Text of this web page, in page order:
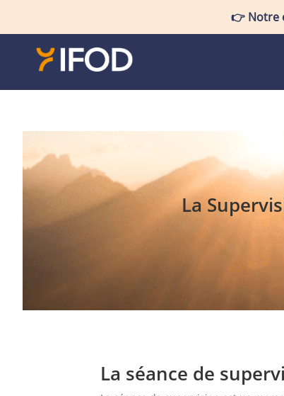
👉 Notre
La
La séance de